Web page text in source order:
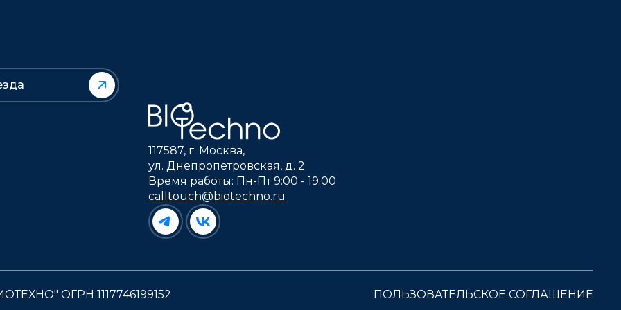
117587, г. Москва,
ул. Днепропетровская, д. 2
Время работы: Пн-Пт 9:00 - 19:00
calltouch@biotechno.ru
ОГРН 1117746199152 ПОЛЬЗОВАТЕЛЬСКОЕ СОГЛАШЕНИЕ